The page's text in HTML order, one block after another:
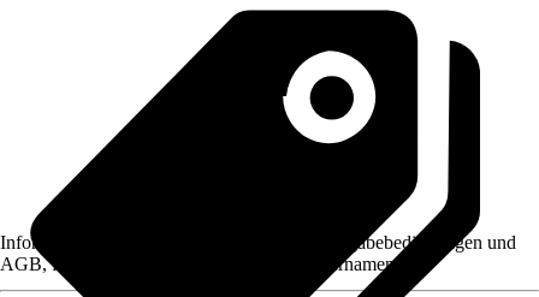
Informationen des Verkäufers, wie z. B. Rückgabebedingungen und
AGB, finden Sie bei Klick auf den Verkäufernamen.